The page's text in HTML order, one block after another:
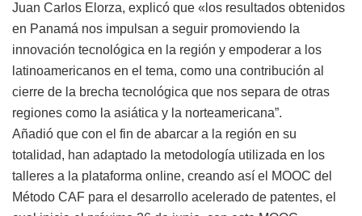
Juan Carlos Elorza, explicó que «los resultados obtenidos
en Panamá nos impulsan a seguir promoviendo la
innovación tecnológica en la región y empoderar a los
latinoamericanos en el tema, como una contribución al
cierre de la brecha tecnológica que nos separa de otras
regiones como la asiática y la norteamericana”.
Añadió que con el fin de abarcar a la región en su
totalidad, han adaptado la metodología utilizada en los
talleres a la plataforma online, creando así el MOOC del
Método CAF para el desarrollo acelerado de patentes, el